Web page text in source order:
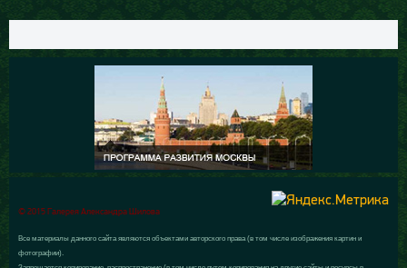
© 2015 Галерея Александра Шилова
Все материалы данного сайта являются объектами авторского права (в том числе изображения картин и
фотографии).